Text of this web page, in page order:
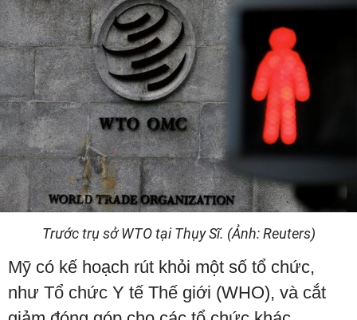
Trước trụ sở WTO tại Thụy Sĩ. (Ảnh: Reuters)
Mỹ có kế hoạch rút khỏi một số tổ chức,
như Tổ chức Y tế Thế giới (WHO), và cắt